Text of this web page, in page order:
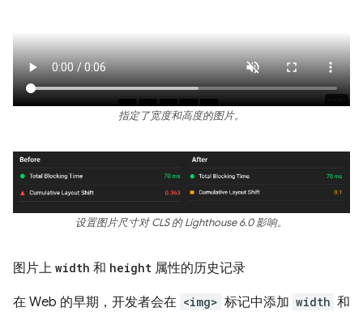
指定了宽度和高度的图片。
设置图片尺寸对 CLS 的 Lighthouse 6.0 影响。
图片上 width 和 height 属性的历史记录
在 Web 的早期，开发者会在 <img> 标记中添加 width 和